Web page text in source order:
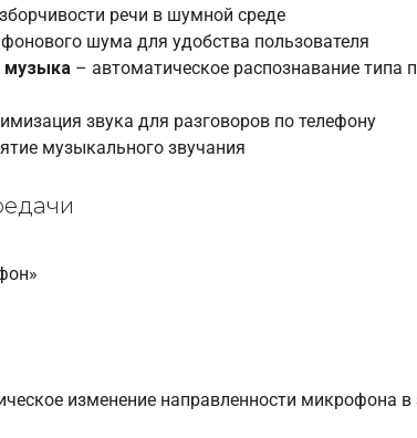
речи в шумной среде
шума для удобства пользователя
музыка – автоматическое распознавание типа
звука для разговоров по телефону
музыкального звучания
изменение направленности микрофона в